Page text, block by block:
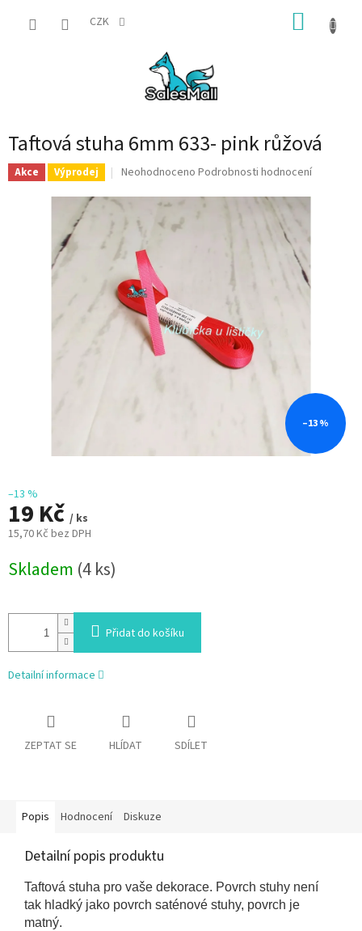
CZK
Taftová stuha 6mm 633- pink růžová
Akce Výprodej
Průměrné
produktu
je
0,0
z
5
hvězdiček.
Neohodnoceno Podrobnosti hodnocení
–13 %
–13 %
19 Kč / ks
15,70 Kč bez DPH
cena:
Skladem (4 ks)
Přidat do košíku
Detailní informace
ZEPTAT SE HLÍDAT SDÍLET
Popis Hodnocení Diskuze
Detailní popis produktu
Taftová stuha pro vaše dekorace. Povrch stuhy není
tak hladký jako povrch saténové stuhy, povrch je
matný.